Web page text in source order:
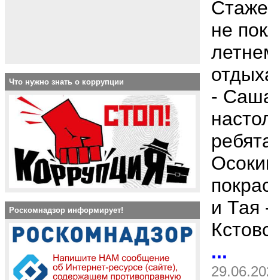
Что нужно знать о коррупции
Роскомнадзор информирует!
не
-
и Тая
...